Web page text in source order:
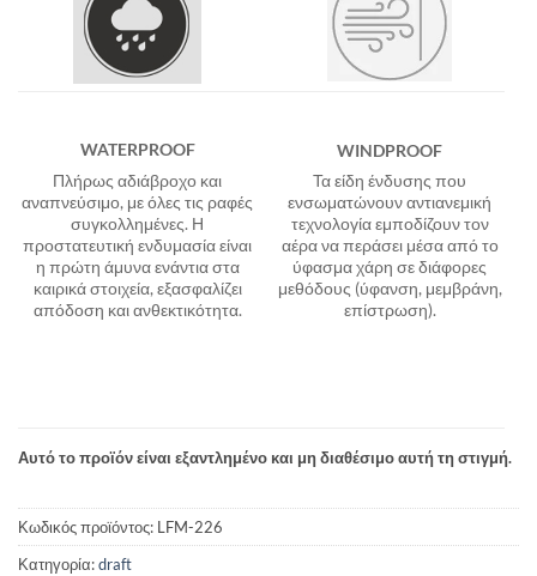
WATERPROOF
Πλήρως αδιάβροχο και
αναπνεύσιμο, με όλες τις ραφές
συγκολλημένες. Η
προστατευτική ενδυμασία είναι
η πρώτη άμυνα ενάντια στα
καιρικά στοιχεία, εξασφαλίζει
απόδοση και ανθεκτικότητα.
WINDPROOF
Τα είδη ένδυσης που
ενσωματώνουν αντιανεμική
τεχνολογία εμποδίζουν τον
αέρα να περάσει μέσα από το
ύφασμα χάρη σε διάφορες
μεθόδους (ύφανση, μεμβράνη,
επίστρωση).
Αυτό το προϊόν είναι εξαντλημένο και μη διαθέσιμο αυτή τη στιγμή.
Κωδικός προϊόντος: LFM-226
Κατηγορία:draft